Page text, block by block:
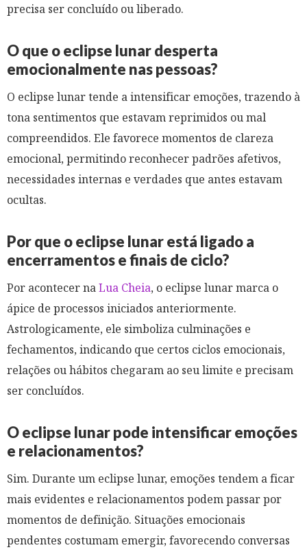
precisa ser concluído ou liberado.
O que o eclipse lunar desperta
emocionalmente nas pessoas?
O eclipse lunar tende a intensificar emoções, trazendo à
tona sentimentos que estavam reprimidos ou mal
compreendidos. Ele favorece momentos de clareza
emocional, permitindo reconhecer padrões afetivos,
necessidades internas e verdades que antes estavam
ocultas.
Por que o eclipse lunar está ligado a
encerramentos e finais de ciclo?
Por acontecer naLua Cheia, o eclipse lunar marca o
ápice de processos iniciados anteriormente.
Astrologicamente, ele simboliza culminações e
fechamentos, indicando que certos ciclos emocionais,
relações ou hábitos chegaram ao seu limite e precisam
ser concluídos.
O eclipse lunar pode intensificar emoções
e relacionamentos?
Sim. Durante um eclipse lunar, emoções tendem a ficar
mais evidentes e relacionamentos podem passar por
momentos de definição. Situações emocionais
pendentes costumam emergir, favorecendo conversas